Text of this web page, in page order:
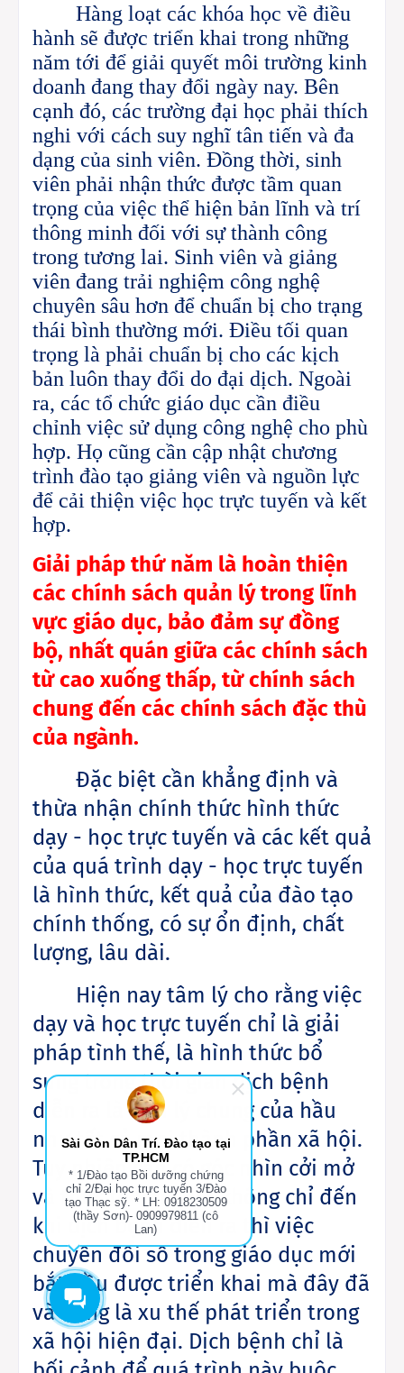
Hàng loạt các khóa học về điều
hành sẽ được triển khai trong những
năm tới để giải quyết môi trường kinh
doanh đang thay đổi ngày nay. Bên
cạnh đó, các trường đại học phải thích
nghi với cách suy nghĩ tân tiến và đa
dạng của sinh viên. Đồng thời, sinh
viên phải nhận thức được tầm quan
trọng của việc thể hiện bản lĩnh và trí
thông minh đối với sự thành công
trong tương lai. Sinh viên và giảng
viên đang trải nghiệm công nghệ
chuyên sâu hơn để chuẩn bị cho trạng
thái bình thường mới. Điều tối quan
trọng là phải chuẩn bị cho các kịch
bản luôn thay đổi do đại dịch. Ngoài
ra, các tổ chức giáo dục cần điều
chỉnh việc sử dụng công nghệ cho phù
hợp. Họ cũng cần cập nhật chương
trình đào tạo giảng viên và nguồn lực
để cải thiện việc học trực tuyến và kết
hợp.
Giải pháp thứ năm là hoàn thiện
các chính sách quản lý trong lĩnh
vực giáo dục, bảo đảm sự đồng
bộ, nhất quán giữa các chính sách
từ cao xuống thấp, từ chính sách
chung đến các chính sách đặc thù
của ngành.
Đặc biệt cần khẳng định và
thừa nhận chính thức hình thức
dạy - học trực tuyến và các kết quả
của quá trình dạy - học trực tuyến
là hình thức, kết quả của đào tạo
chính thống, có sự ổn định, chất
lượng, lâu dài.
Hiện nay tâm lý cho rằng việc
dạy và học trực tuyến chỉ là giải
pháp tình thế, là hình thức bổ
sung trong thời gian dịch bệnh
diễn ra là tâm lý chung của hầu
như tất cả mọi thành phần xã hội.
Tuy nhiên cần có góc nhìn cởi mở
và thực tế hơn, bởi không chỉ đến
khi dịch bệnh diễn ra thì việc
chuyển đổi số trong giáo dục mới
bắt đầu được triển khai mà đây đã
và đang là xu thế phát triển trong
xã hội hiện đại. Dịch bệnh chỉ là
Sài Gòn Dân Trí. Đào tạo tại
TP.HCM
* 1/Đào tạo Bồi dưỡng chứng
chỉ 2/Đại học trực tuyến 3/Đào
tạo Thạc sỹ. * LH: 0918230509
(thầy Sơn)- 0909979811 (cô
Lan)